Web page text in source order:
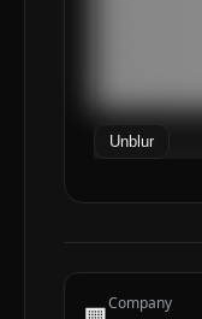
Unblur
Company